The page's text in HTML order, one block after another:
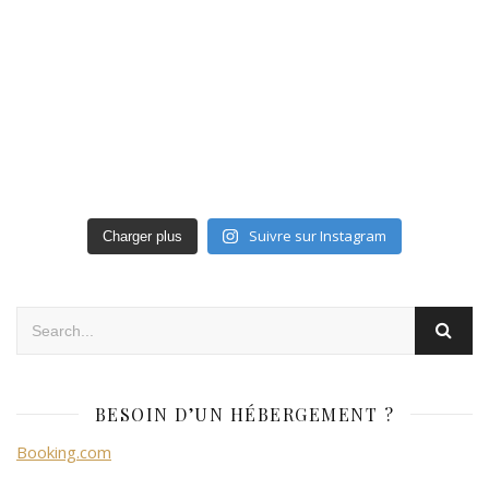
Charger plus Suivre sur Instagram
BESOIN D’UN HÉBERGEMENT ?
Booking.com